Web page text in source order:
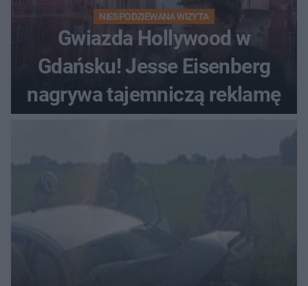
NIESPODZIEWANA WIZYTA
Gwiazda Hollywood w
Gdańsku! Jesse Eisenberg
nagrywa tajemniczą reklamę